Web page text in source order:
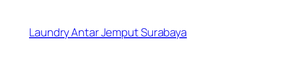
content
Laundry Antar Jemput Surabaya